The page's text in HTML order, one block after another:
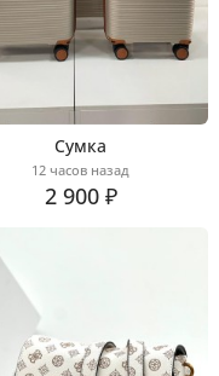
Сумка
12 часов назад
2 900 ₽